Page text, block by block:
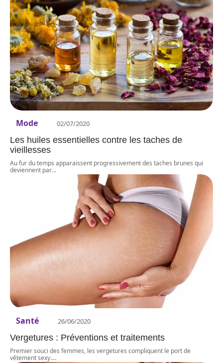
Mode 02/07/2020
Les huiles essentielles contre les taches de
vieillesses
Au fur du temps apparaissent progressivement des taches brunes qui
deviennent par…
Santé 26/06/2020
Vergetures : Préventions et traitements
Premier souci des femmes, les vergetures compliquent le port de
vêtement sexy.…